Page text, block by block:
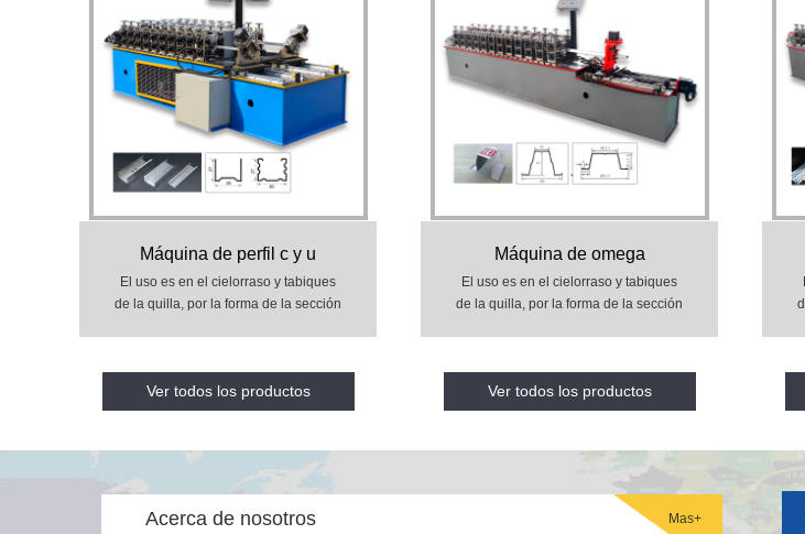
Máquina de perfil c y u
El uso es en el cielorraso y tabiques
de la quilla, por la forma de la sección
adaptación de peso ligero,
impermeable, resistente a golpes, el
polvo, el ruido y el sonido, temperatur
Ver todos los productos
Máquina de omega
El uso es en el cielorraso y tabiques
de la quilla, por la forma de la sección
adaptación de peso ligero,
impermeable, resistente a golpes, el
polvo, el ruido y el sonido, temperatur
Ver todos los productos
Mas+
Acerca de nosotros